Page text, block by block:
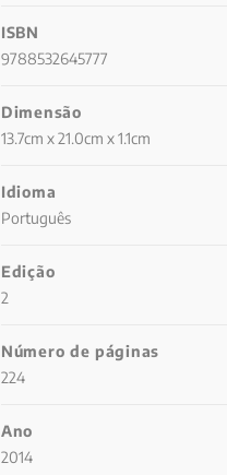
ISBN
9788532645777
Dimensão
13.7cm x 21.0cm x 1.1cm
Idioma
Português
Edição
2
Número de páginas
224
Ano
2014